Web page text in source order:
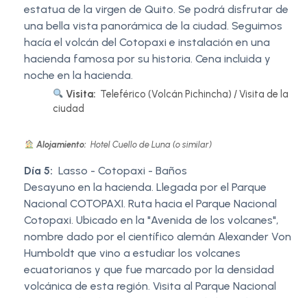
estatua de la virgen de Quito. Se podrá disfrutar de
una bella vista panorámica de la ciudad. Seguimos
hacía el volcán del Cotopaxi e instalación en una
hacienda famosa por su historia. Cena incluida y
noche en la hacienda.
Visita: Teleférico (Volcán Pichincha) / Visita de la
ciudad
Alojamiento: Hotel Cuello de Luna (o similar)
Día 5: Lasso - Cotopaxi - Baños
Desayuno en la hacienda. Llegada por el Parque
Nacional COTOPAXI. Ruta hacia el Parque Nacional
Cotopaxi. Ubicado en la "Avenida de los volcanes",
nombre dado por el científico alemán Alexander Von
Humboldt que vino a estudiar los volcanes
ecuatorianos y que fue marcado por la densidad
volcánica de esta región. Visita al Parque Nacional